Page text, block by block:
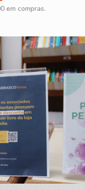
em compras.